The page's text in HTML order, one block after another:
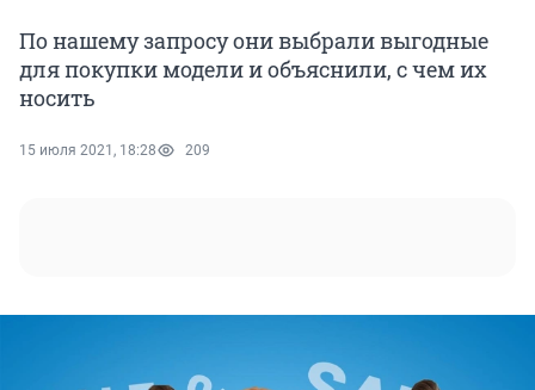
По нашему запросу они выбрали выгодные
для покупки модели и объяснили, с чем их
носить
15 июля 2021, 18:28 209